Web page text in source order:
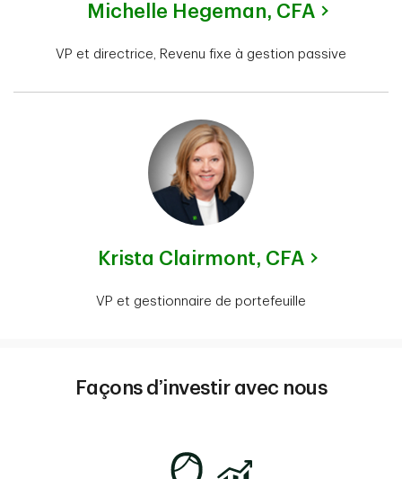
Michelle Hegeman, CFA
VP et directrice, Revenu fixe à gestion passive
Krista Clairmont, CFA
VP et gestionnaire de portefeuille
Façons d’investir avec nous